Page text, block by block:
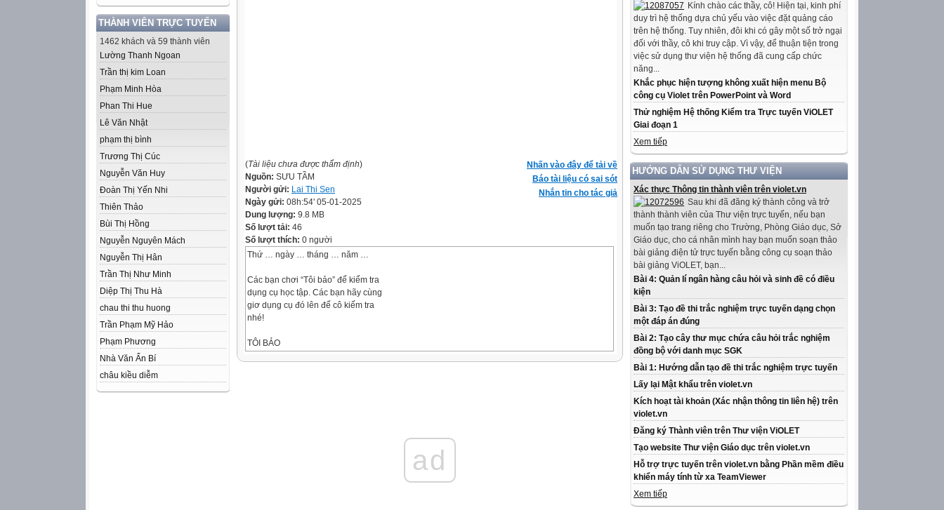
THÀNH VIÊN TRỰC TUYẾN
1462 khách và 59 thành viên
Lường Thanh Ngoan
Trần thị kim Loan
Phạm Minh Hòa
Phan Thi Hue
Lê Văn Nhật
phạm thị bình
Trương Thị Cúc
Nguyễn Văn Huy
Đoàn Thị Yến Nhi
Thiên Thảo
Bùi Thị Hồng
Nguyễn Nguyên Mách
Nguyễn Thị Hân
Trần Thị Như Minh
Diệp Thị Thu Hà
chau thi thu huong
Trần Phạm Mỹ Hảo
Phạm Phương
Nhà Văn Ẩn Bí
châu kiều diễm
Kính chào các thầy, cô! Hiện tại, kinh phí
duy trì hệ thống dựa chủ yếu vào việc đặt quảng cáo
trên hệ thống. Tuy nhiên, đôi khi có gây một số trở ngại
đối với thầy, cô khi truy cập. Vì vậy, để thuận tiện trong
việc sử dụng thư viện hệ thống đã cung cấp chức
năng...
Khắc phục hiện tượng không xuất hiện menu Bộ
công cụ Violet trên PowerPoint và Word
Thử nghiệm Hệ thống Kiểm tra Trực tuyến ViOLET
Giai đoạn 1
Xem tiếp
HƯỚNG DẪN SỬ DỤNG THƯ VIỆN
Xác thực Thông tin thành viên trên violet.vn
Sau khi đã đăng ký thành công và trở
thành thành viên của Thư viện trực tuyến, nếu bạn
muốn tạo trang riêng cho Trường, Phòng Giáo dục, Sở
Giáo dục, cho cá nhân mình hay bạn muốn soạn thảo
bài giảng điện tử trực tuyến bằng công cụ soạn thảo
bài giảng ViOLET, bạn...
Bài 4: Quản lí ngân hàng câu hỏi và sinh đề có điều
kiện
Bài 3: Tạo đề thi trắc nghiệm trực tuyến dạng chọn
một đáp án đúng
Bài 2: Tạo cây thư mục chứa câu hỏi trắc nghiệm
đồng bộ với danh mục SGK
Bài 1: Hướng dẫn tạo đề thi trắc nghiệm trực tuyến
Lấy lại Mật khẩu trên violet.vn
Kích hoạt tài khoản (Xác nhận thông tin liên hệ) trên
violet.vn
Đăng ký Thành viên trên Thư viện ViOLET
Tạo website Thư viện Giáo dục trên violet.vn
Hỗ trợ trực tuyến trên violet.vn bằng Phần mềm điều
khiển máy tính từ xa TeamViewer
Xem tiếp
Nhấn vào đây để tải về
Báo tài liệu có sai sót
Nhắn tin cho tác giả
(Tài liệu chưa được thẩm định)
Nguồn: SƯU TẦM
Người gửi: Lai Thi Sen
Ngày gửi: 08h:54' 05-01-2025
Dung lượng: 9.8 MB
Số lượt tải: 46
Số lượt thích: 0 người
Thứ … ngày … tháng … năm …
Các bạn chơi “Tôi bảo” để kiểm tra
dụng cụ học tập. Các bạn hãy cùng
giơ dụng cụ đó lên để cô kiếm tra
nhé!
TÔI BẢO
ad